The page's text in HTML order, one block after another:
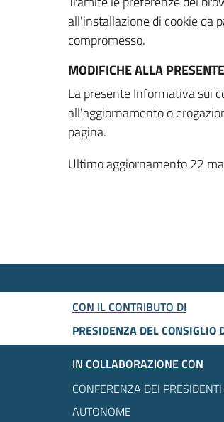
all'installazione di cookie da
compromesso.
MODIFICHE ALLA
La presente Informativa sui
all'aggiornamento o
pagina.
Ultimo aggiornamento 22
CON IL CONTRIBUTO DI
PRESIDENZA DEL CONSIGLIO
IN COLLABORAZIONE CON
CONFERENZA DEI
AUTONOME